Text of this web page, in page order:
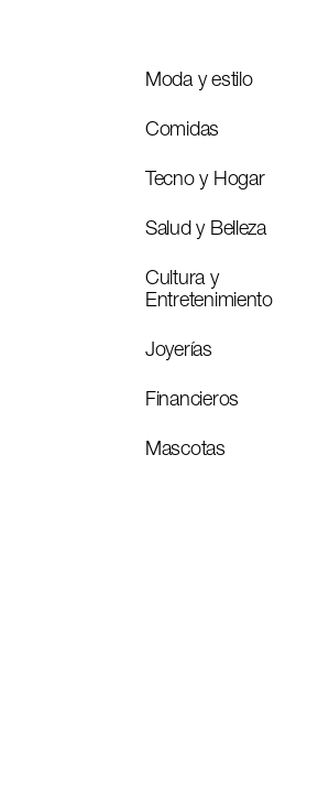
Moda y estilo
Comidas
Tecno y Hogar
Salud y Belleza
Cultura y
Entretenimiento
Joyerías
Financieros
Mascotas